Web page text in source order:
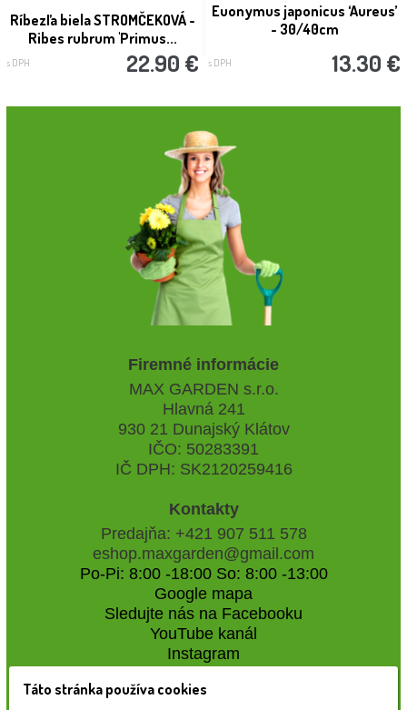
Ríbezľa biela STROMČEKOVÁ -
Ribes rubrum 'Primus...
s DPH 22.90 €
Euonymus japonicus ‘Aureus’
- 30/40cm
s DPH 13.30 €
Firemné informácie
MAX GARDEN s.r.o.
Hlavná 241
930 21 Dunajský Klátov
IČO: 50283391
IČ DPH: SK2120259416
Kontakty
Predajňa: +421 907 511 578
eshop.maxgarden@gmail.com
Po-Pi: 8:00 -18:00 So: 8:00 -13:00
Google mapa
Sledujte nás na Facebooku
YouTube kanál
Instagram
Naše záhradné centrum
Táto stránka používa cookies